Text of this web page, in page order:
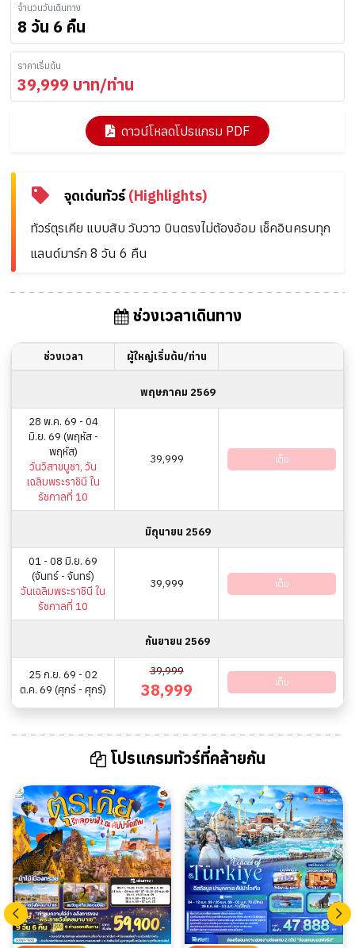
จำนวนวันเดินทาง
8 วัน 6 คืน
ราคาเริ่มต้น
39,999 บาท/ท่าน
ดาวน์โหลดโปรแกรม PDF
จุดเด่นทัวร์(Highlights)
ทัวร์ตุรเคีย แบบสับ วับวาว บินตรงไม่ต้องอ้อม เช็คอินครบทุก
แลนด์มาร์ก 8 วัน 6 คืน
ช่วงเวลาเดินทาง
ช่วงเวลา ผู้ใหญ่เริ่มต้น/ท่าน
พฤษภาคม 2569
28 พ.ค. 69 - 04
มิ.ย. 69 (พฤหัส -
พฤหัส)
วันวิสาขบูชา, วัน
เฉลิมพระราชินี ใน
รัชกาลที่ 10
39,999 เต็ม
มิถุนายน 2569
01 - 08 มิ.ย. 69
(จันทร์ - จันทร์)
วันเฉลิมพระราชินี ใน
รัชกาลที่ 10
39,999 เต็ม
กันยายน 2569
25 ก.ย. 69 - 02
ต.ค. 69 (ศุกร์ - ศุกร์)
39,999
38,999 เต็ม
โปรแกรมทัวร์ที่คล้ายกัน